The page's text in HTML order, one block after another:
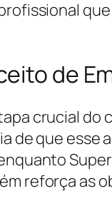
de
crucial
de que esse
reforça as